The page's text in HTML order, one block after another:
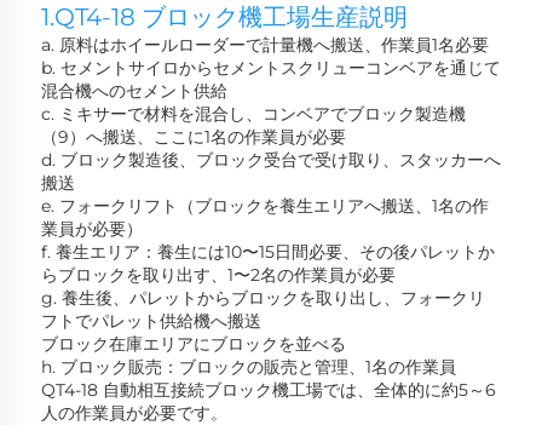
1.QT4-18 ブロック機工場生産説明
a. 原料はホイールローダーで計量機へ搬送、作業員1名必要
b. セメントサイロからセメントスクリューコンベアを通じて
混合機へのセメント供給
c. ミキサーで材料を混合し、コンベアでブロック製造機
（9）へ搬送、ここに1名の作業員が必要
d. ブロック製造後、ブロック受台で受け取り、スタッカーへ
搬送
e. フォークリフト（ブロックを養生エリアへ搬送、1名の作
業員が必要）
f. 養生エリア：養生には10〜15日間必要、その後パレットか
らブロックを取り出す、1〜2名の作業員が必要
g. 養生後、パレットからブロックを取り出し、フォークリ
フトでパレット供給機へ搬送
ブロック在庫エリアにブロックを並べる
h. ブロック販売：ブロックの販売と管理、1名の作業員
QT4-18 自動相互接続ブロック機工場では、全体的に約5～6
人の作業員が必要です。